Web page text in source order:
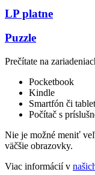
LP platne
Puzzle
Prečítate na
Pocketbook
Kindle
Smartfón či
Počítač s
Nie je možné meniť
väčšie obrazovky.
Viac informácií v